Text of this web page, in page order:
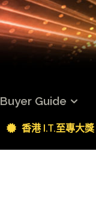
Buyer Guide
香港 I.T.至專大獎